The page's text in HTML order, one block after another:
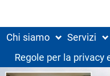
Chi siamo Servizi
Regole per la privacy